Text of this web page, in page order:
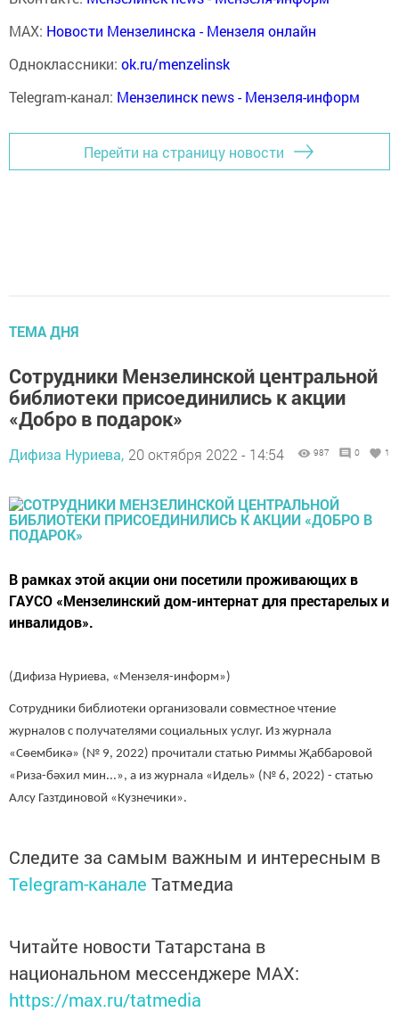
MAX: Новости Мензелинска - Мензеля онлайн
Одноклассники: ok.ru/menzelinsk
Telegram-канал: Мензелинск news - Мензеля-информ
Перейти на страницу новости
ТЕМА ДНЯ
Сотрудники Мензелинской центральной
библиотеки присоединились к акции
«Добро в подарок»
Дифиза Нуриева, 20 октября 2022 - 14:54 987 0 1
В рамках этой акции они посетили проживающих в
ГАУСО «Мензелинский дом-интернат для престарелых и
инвалидов».
(Дифиза Нуриева, «Мензеля-информ»)
Сотрудники библиотеки организовали совместное чтение
журналов с получателями социальных услуг. Из журнала
«Сөембикә» (№ 9, 2022) прочитали статью Риммы Җаббаровой
«Риза-бәхил мин...», а из журнала «Идель» (№ 6, 2022) - статью
Алсу Газтдиновой «Кузнечики».
Следите за самым важным и интересным в
Telegram-канале Татмедиа
Читайте новости Татарстана в
национальном мессенджере MАХ:
https://max.ru/tatmedia